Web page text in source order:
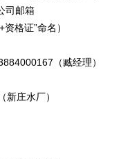
司邮箱
格证”命名）
（臧经理）
庄水厂）